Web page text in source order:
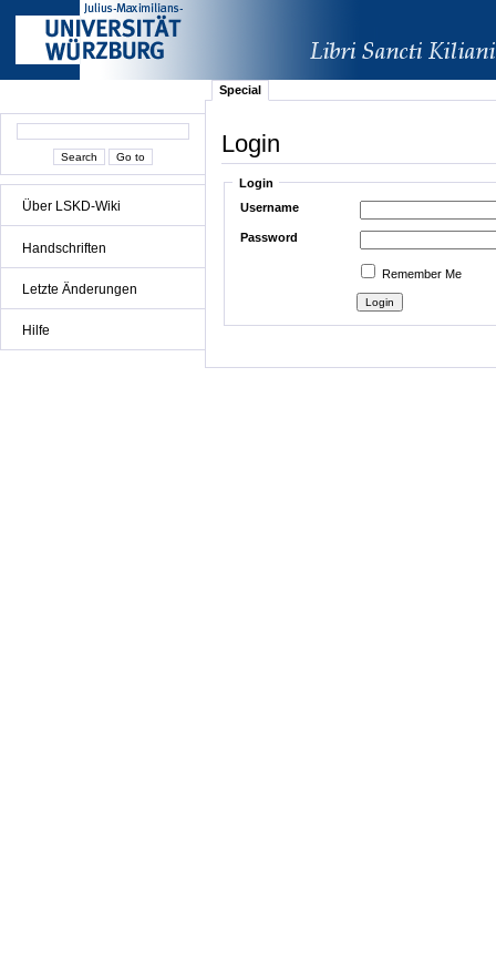
Über LSKD-Wiki
Handschriften
Letzte Änderungen
Hilfe
Special
Login
Login
Username
Password
Remember Me